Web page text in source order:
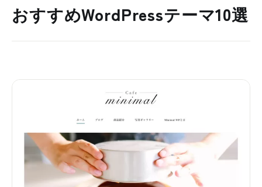
おすすめWordPressテーマ10選